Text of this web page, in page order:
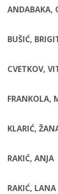
ANDABAKA,
BUŠIĆ,
CVETKOV,
FRANKOLA,
KLARIĆ,
RAKIĆ, ANJA
RAKIĆ, LANA